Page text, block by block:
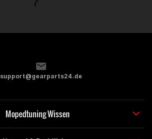
support@gearparts24.de
Mopedtuning Wissen